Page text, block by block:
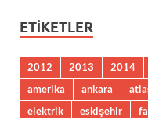
ETIKETLER
2012 2013 2014
amerika
ankara
elektrik
eskişehir